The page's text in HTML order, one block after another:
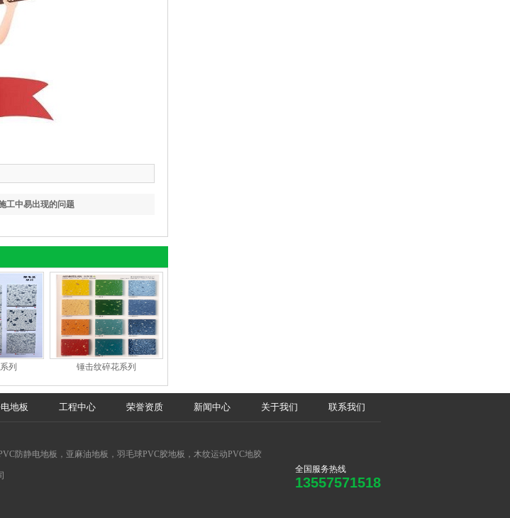
工中易出现的问题
列 锤击纹碎花系列
地板 工程中心 荣誉资质 新闻中心 关于我们 联系我们
防静电地板，亚麻油地板，羽毛球PVC胶地板，木纹运动PVC地胶
全国服务热线
13557571518